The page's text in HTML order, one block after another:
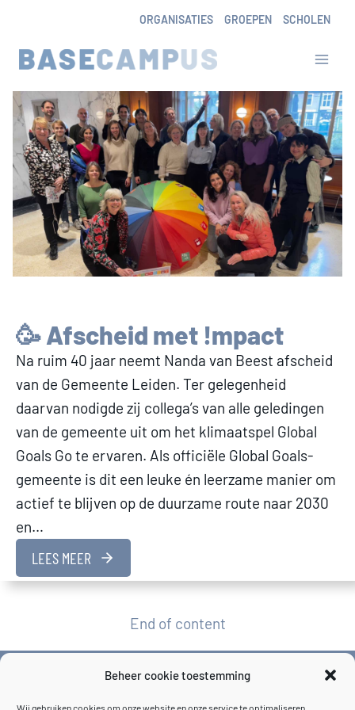
Beheer cookie toestemming
Wij gebruiken cookies om onze website en onze service te optimaliseren.
content
ORGANISATIES GROEPEN SCHOLEN
🥳 Afscheid met !mpact
Na ruim 40 jaar neemt Nanda van Beest afscheid
van de Gemeente Leiden. Ter gelegenheid
daarvan nodigde zij collega’s van alle geledingen
van de gemeente uit om het klimaatspel Global
Goals Go te ervaren. Als officiële Global Goals-
gemeente is dit een leuke én leerzame manier om
actief te blijven op de duurzame route naar 2030
en…
LEES MEER
End of content